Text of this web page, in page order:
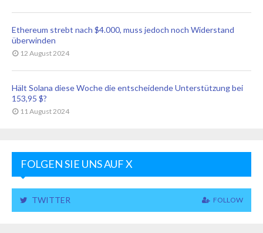
Ethereum strebt nach $4.000, muss jedoch noch Widerstand
überwinden
12 August 2024
Hält Solana diese Woche die entscheidende Unterstützung bei
153,95 $?
11 August 2024
FOLGEN SIE UNS AUF X
TWITTER FOLLOW